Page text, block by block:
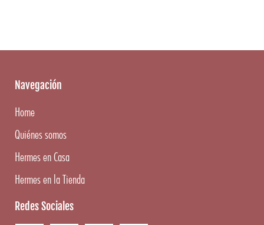
Navegación
Home
Quiénes somos
Hermes en Casa
Hermes en la Tienda
Redes Sociales